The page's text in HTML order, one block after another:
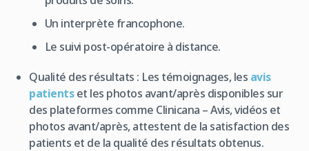
Un interprète francophone.
Le suivi post-opératoire à distance.
Qualité des résultats : Les témoignages, les avis
patientset les photos avant/après disponibles sur
des plateformes comme Clinicana – Avis, vidéos et
photos avant/après, attestent de la satisfaction des
patients et de la qualité des résultats obtenus.